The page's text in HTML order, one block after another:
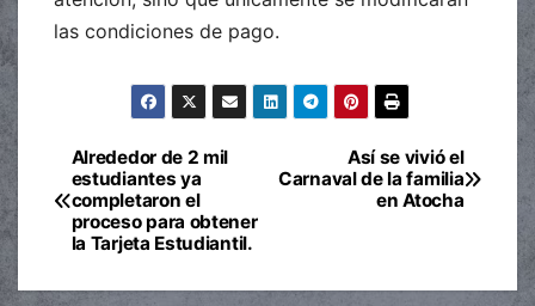
las condiciones de pago.
Navegación
de
entradas
Así se vivió el
Carnaval de la familia
en Atocha
Alrededor de 2 mil
estudiantes ya
completaron el
proceso para obtener
la Tarjeta Estudiantil.